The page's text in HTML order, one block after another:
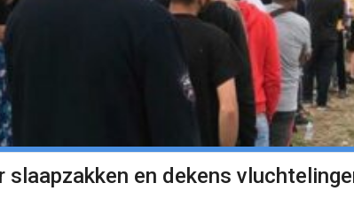
en dekens